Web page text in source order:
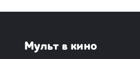
Мульт в кино